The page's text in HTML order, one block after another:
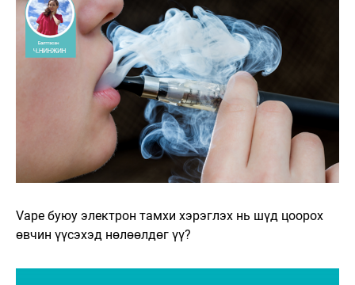
Vape буюу электрон тамхи хэрэглэх нь шүд цоорох
өвчин үүсэхэд нөлөөлдөг үү?